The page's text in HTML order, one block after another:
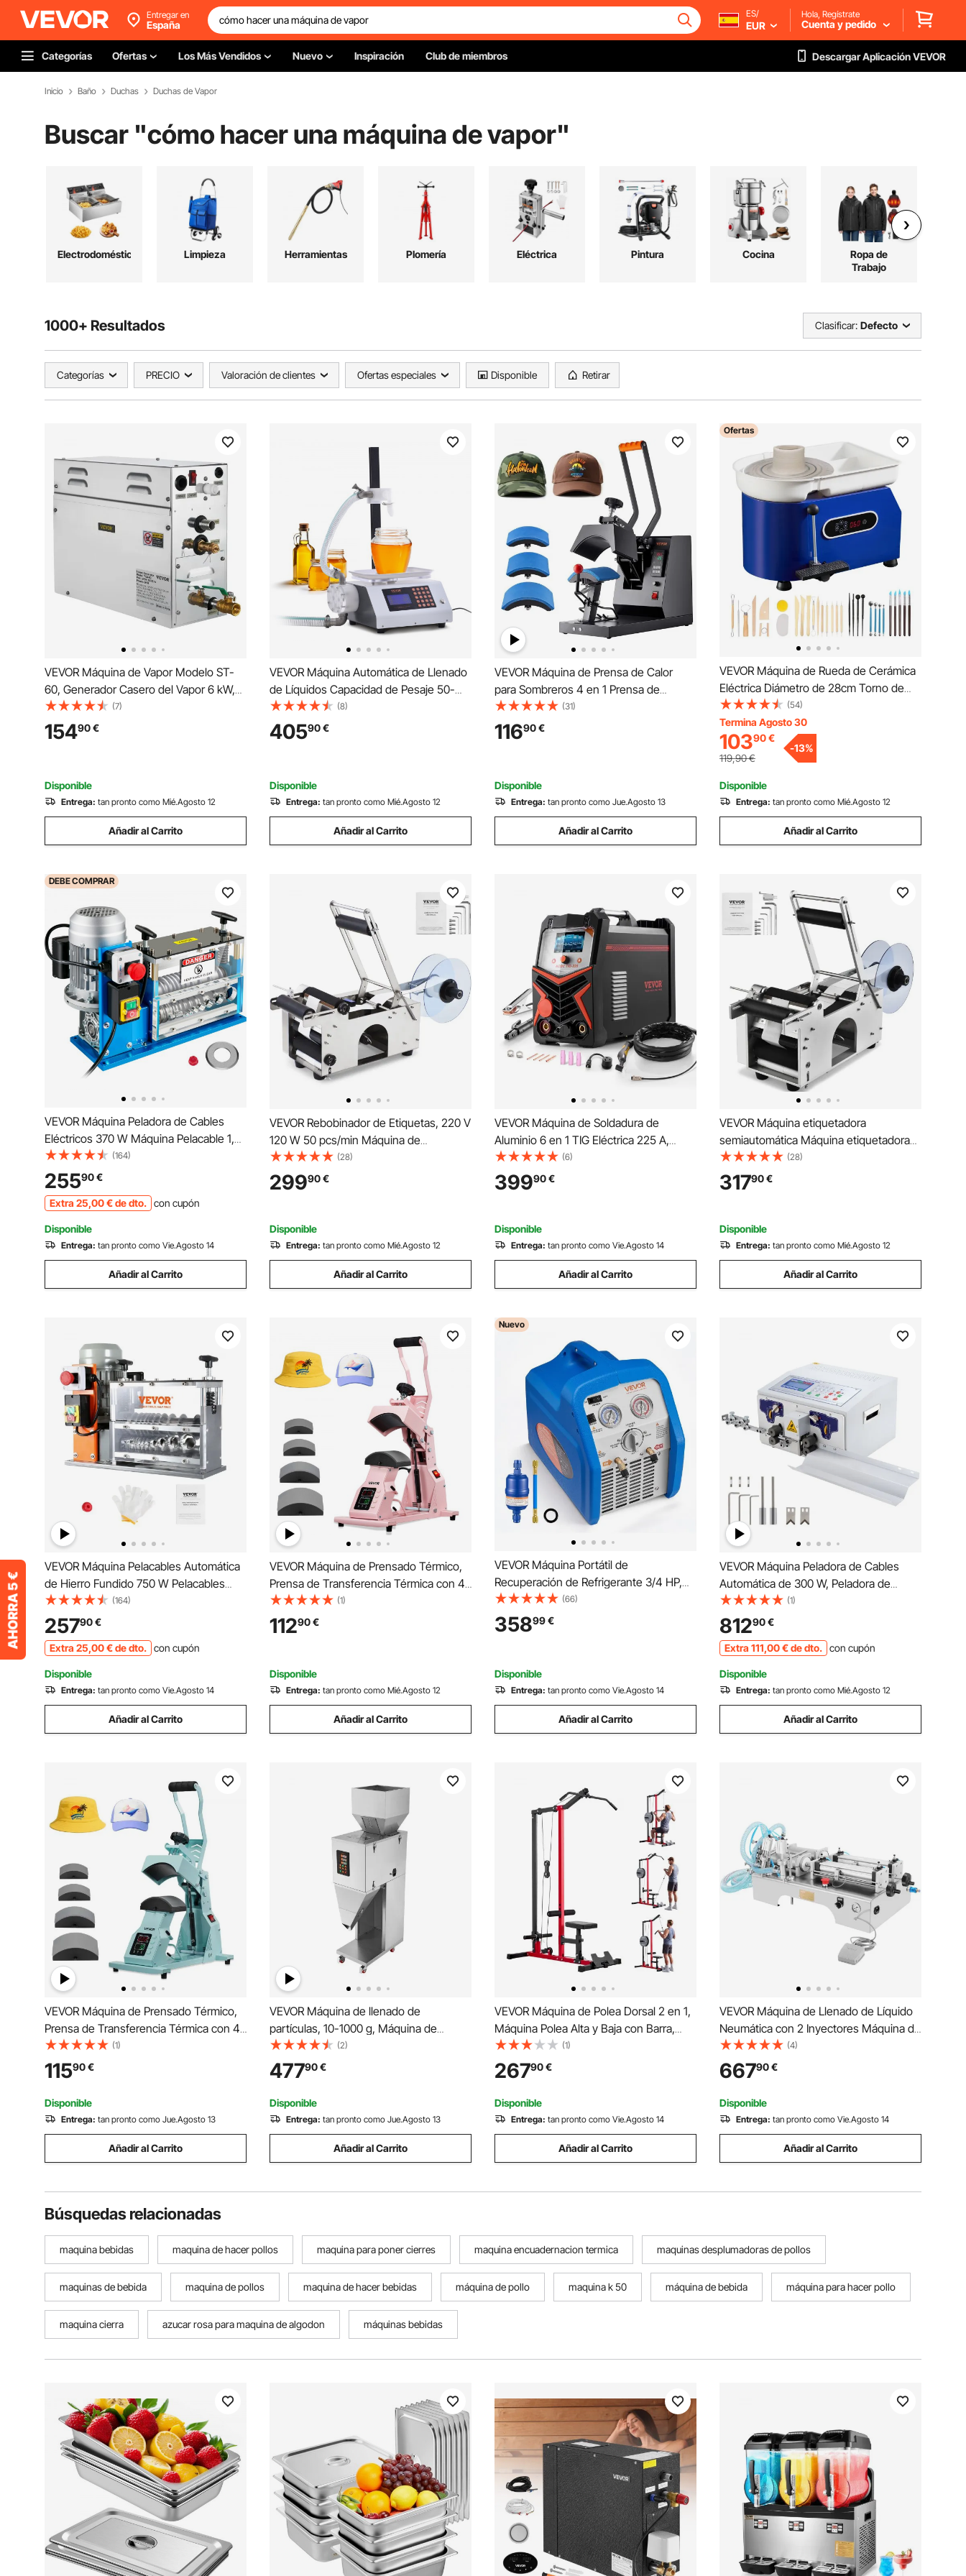
Entregar en
España
ES/
EUR
Hola, Regístrate
Cuenta y pedido
Categorías Ofertas Los Más Vendidos Nuevo Inspiración Club de miembros Descargar Aplicación VEVOR
Inicio Baño Duchas Duchas de Vapor
Buscar "cómo hacer una máquina de vapor"
Electrodomésticos Limpieza Herramientas Plomería Eléctrica Pintura Cocina
Ropa de
Trabajo
1000+ Resultados Clasificar: Defecto
Categorías PRECIO Valoración de clientes Ofertas especiales Disponible Retirar
VEVOR Máquina de Vapor Modelo ST-
60, Generador Casero del Vapor 6 kW,
Generador del Vapor 220 V - 240 V, 50
Hz / 60 Hz, Vaporizador de Baño
Temperatura 35 - 55 °C Generador de
(7)
15490€
Disponible
Entrega: tan pronto como Mié.Agosto 12
Añadir al Carrito
VEVOR Máquina Automática de Llenado
de Líquidos Capacidad de Pesaje 50-
5000 g Llenadora de Botellas Bomba
Peristáltica de Control Digital para
Leche, Agua, Vino, Bebidas, Salsa de
(8)
40590€
Disponible
Entrega: tan pronto como Mié.Agosto 12
Añadir al Carrito
VEVOR Máquina de Prensa de Calor
para Sombreros 4 en 1 Prensa de
Transferencia Manual 580W Máquina
de Prensa de Calor Multifuncional 50 x
25,8 x 36,2 cm con Pantalla Dual y
(31)
11690€
Disponible
Entrega: tan pronto como Jue.Agosto 13
Añadir al Carrito
Ofertas
VEVOR Máquina de Rueda de Cerámica
Eléctrica Diámetro de 28cm Torno de
Alfarero Eléctrico 450W Máquina de
Arcilla de Cerámica 60-300 rpm Carga
Máxima de 8 kg con Pedal para Modelar
Artesanía Cerámica
(54)
Termina Agosto 30
10390€
119,90€
-13%
Disponible
Entrega: tan pronto como Mié.Agosto 12
Añadir al Carrito
DEBECOMPRAR
VEVOR Máquina Peladora de Cables
Eléctricos 370 W Máquina Pelacable 1,5
mm - 38 mm Color Azul 17,3pulg.x12
pulg.x14,1 pulg. Máquina Pelacables
Automática 50 HZ para Manejar
Diferentes Tipos de Cables
(164)
25590€
Extra 25,00€de dto. con cupón
Disponible
Entrega: tan pronto como Vie.Agosto 14
Añadir al Carrito
VEVOR Rebobinador de Etiquetas, 220 V
120 W 50 pcs/min Máquina de
Rebobinado Etiquetas,
640x350x460mm Máquina de
Etiquetas para Industrias como Ropa,
Farmacéutica
(28)
29990€
Disponible
Entrega: tan pronto como Mié.Agosto 12
Añadir al Carrito
VEVOR Máquina de Soldadura de
Aluminio 6 en 1 TIG Eléctrica 225 A,
Pantalla LED Grande, Máquina de
Soldadura TIG con Inversor IGBT, Ideal
para Bricolaje y Uso al Aire Libre, 430 x
(6)
39990€
Disponible
Entrega: tan pronto como Vie.Agosto 14
Añadir al Carrito
VEVOR Máquina etiquetadora
semiautomática Máquina etiquetadora
de 20 a 50 etiquetas por minuto, anchos
de etiquetas de 13 a 150 mm, longitudes
de etiquetas de 25 a 300 mm Etiquetas
(28)
31790€
Disponible
Entrega: tan pronto como Mié.Agosto 12
Añadir al Carrito
VEVOR Máquina Pelacables Automática
de Hierro Fundido 750 W Pelacables
Eléctrico Motorizado de 1,5-32 mm
Pelacables de 30 m/min con Manivela
Manual Extra 10 Canales para Reciclaje
de Chatarra de Cobre
(164)
25790€
Extra 25,00€de dto. con cupón
Disponible
Entrega: tan pronto como Vie.Agosto 14
Añadir al Carrito
VEVOR Máquina de Prensado Térmico,
Prensa de Transferencia Térmica con 4
Platinas Intercambiables, Control Preciso
de Tiempo y Temperatura, Máquina de
Sublimación HTV para Gorras,
(1)
11290€
Disponible
Entrega: tan pronto como Mié.Agosto 12
Añadir al Carrito
Nuevo
VEVOR Máquina Portátil de
Recuperación de Refrigerante 3/4 HP,
Máquina de Recuperación con
Protección de Alta Presión 2,2 kg/min
Velocidad de 1450 rpm, Cilindro Único,
(66)
35899€
Disponible
Entrega: tan pronto como Vie.Agosto 14
Añadir al Carrito
VEVOR Máquina Peladora de Cables
Automática de 300 W, Peladora de
Alambre Computarizada con Longitud
de Corte de 100.000 mm, Máquina
Pelacables de 50 Hz con Pantalla LCD
para Cables de PVC y Silicona
(1)
81290€
Extra 111,00€de dto. con cupón
Disponible
Entrega: tan pronto como Mié.Agosto 12
Añadir al Carrito
VEVOR Máquina de Prensado Térmico,
Prensa de Transferencia Térmica con 4
Platinas Intercambiables, Control Preciso
de Tiempo y Temperatura, Máquina de
Sublimación HTV para Gorras,
Diademas, Verde
(1)
11590€
Disponible
Entrega: tan pronto como Jue.Agosto 13
Añadir al Carrito
VEVOR Máquina de llenado de
partículas, 10-1000 g, Máquina de
llenado automática con pedal, Llenadora
de pesaje de acero inoxidable para
frijoles, semillas, granos, té, embalaje
granular
(2)
47790€
Disponible
Entrega: tan pronto como Jue.Agosto 13
Añadir al Carrito
VEVOR Máquina de Polea Dorsal 2 en 1,
Máquina Polea Alta y Baja con Barra,
Asiento Ajustable en 3 Niveles, Rodillo
de Espuma Ajustable en 4 Niveles,
Carga de 227 kg para Dorsal, Pecho,
Tríceps
(1)
26790€
Disponible
Entrega: tan pronto como Vie.Agosto 14
Añadir al Carrito
VEVOR Máquina de Llenado de Líquido
Neumática con 2 Inyectores Máquina de
llenado de líquidos eléctrica Máquina de
llenado de líquido para Perfume Bebida
Agua Leche Aceite de Oliva
(4)
66790€
Disponible
Entrega: tan pronto como Vie.Agosto 14
Añadir al Carrito
Búsquedas relacionadas
maquina bebidas maquina de hacer pollos maquina para poner cierres maquina encuadernacion termica maquinas desplumadoras de pollos
maquinas de bebida maquina de pollos maquina de hacer bebidas máquina de pollo maquina k 50 máquina de bebida máquina para hacer pollo
maquina cierra azucar rosa para maquina de algodon máquinas bebidas